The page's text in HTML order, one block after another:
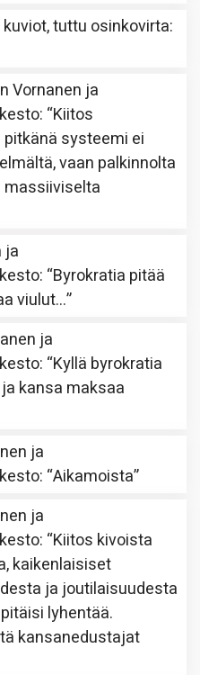
kuviot, tuttu osinkovirta:
Vornanen ja
: “Kiitos
systeemi ei
vaan palkinnolta
massiiviselta
ja
: “Byrokratia pitää
viulut…”
ja
: “Kyllä byrokratia
kansa maksaa
ja
: “Aikamoista”
ja
: “Kiitos kivoista
kaikenlaisiset
ja joutilaisuudesta
lyhentää.
kansanedustajat